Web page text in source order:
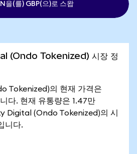
을(를) GBP(으)로 스왑
(Ondo Tokenized) 시장 정
Tokenized)의 현재 가격은
다. 현재 유통량은 1.47만
Digital (Ondo Tokenized)의 시
니다.